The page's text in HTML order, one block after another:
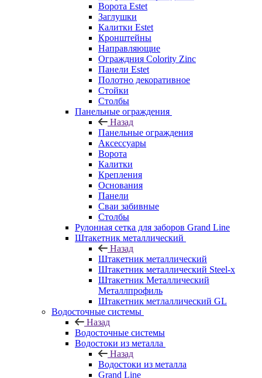
Ворота Estet
Заглушки
Калитки Estet
Кронштейны
Направляющие
Ограждния Colority Zinc
Панели Estet
Полотно декоративное
Стойки
Столбы
Панельные ограждения
Назад
Панельные ограждения
Аксессуары
Ворота
Калитки
Крепления
Основания
Панели
Сваи забивные
Столбы
Рулонная сетка для заборов Grand Line
Штакетник металлический
Назад
Штакетник металлический
Штакетник металлический Steel-x
Штакетник Металлический
Металлпрофиль
Штакетник метлаллический GL
Водосточные системы
Назад
Водосточные системы
Водостоки из металла
Назад
Водостоки из металла
Grand Line